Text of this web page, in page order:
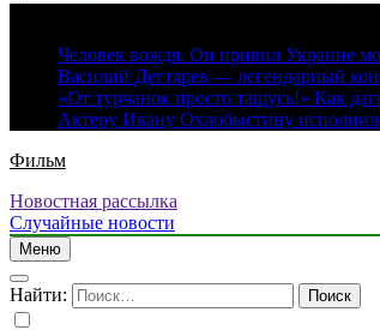
Человек вождя. Он привил Украине
Василий Дегтярев — легендарный
«От турчанок просто тащусь!» Как
Актеру Ивану Охлобыстину
Фильм
Новостная рассылка
Случайные новости
Меню
Найти: